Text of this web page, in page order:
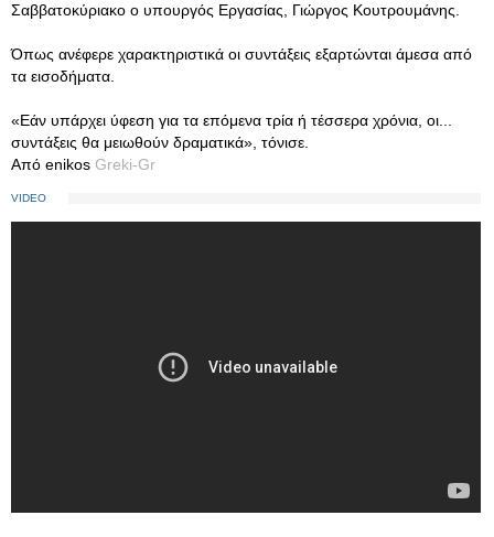
Σαββατοκύριακο ο υπουργός Εργασίας, Γιώργος Κουτρουμάνης.
Όπως ανέφερε χαρακτηριστικά οι συντάξεις εξαρτώνται άμεσα από
τα εισοδήματα.
«Εάν υπάρχει ύφεση για τα επόμενα τρία ή τέσσερα χρόνια, οι...
συντάξεις θα μειωθούν δραματικά», τόνισε.
Από enikos Greki-Gr
VIDEO